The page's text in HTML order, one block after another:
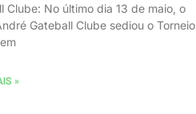
Clube: No último dia 13 de maio, o
Gateball Clube sediou o Torneio
»